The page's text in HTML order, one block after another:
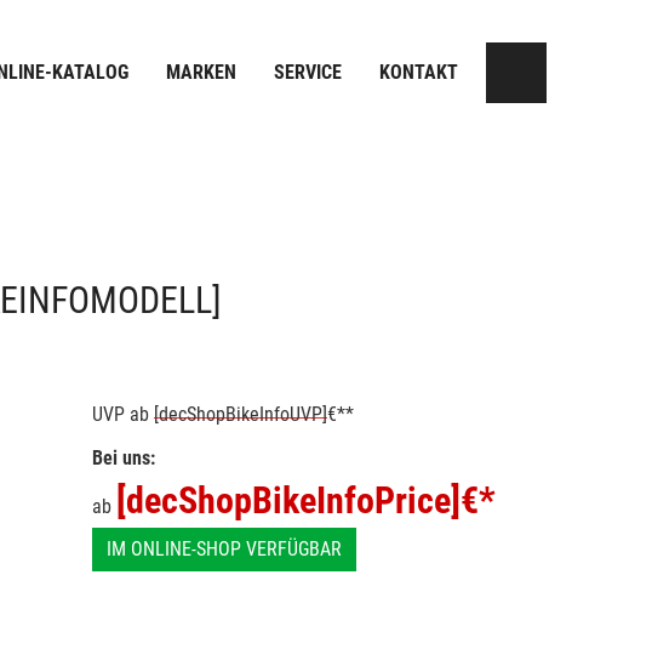
KATALOG MARKEN SERVICE KONTAKT
UVP ab [decShopBikeInfoUVP]€**
Bei uns:
ab [decShopBikeInfoPrice] €*
IM ONLINE-SHOP VERFÜGBAR